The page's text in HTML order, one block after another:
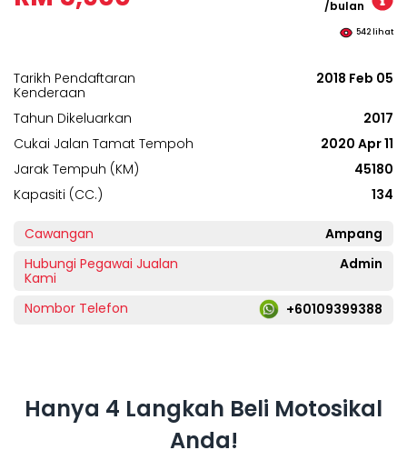
/bulan
542lihat
Tarikh Pendaftaran
Kenderaan
2018 Feb 05
Tahun Dikeluarkan
2017
Cukai Jalan Tamat Tempoh
2020 Apr 11
Jarak Tempuh (KM)
45180
Kapasiti (CC.)
134
Cawangan
Ampang
Hubungi Pegawai Jualan
Kami
Admin
Nombor Telefon +60109399388
Hanya 4 Langkah Beli Motosikal
Anda!